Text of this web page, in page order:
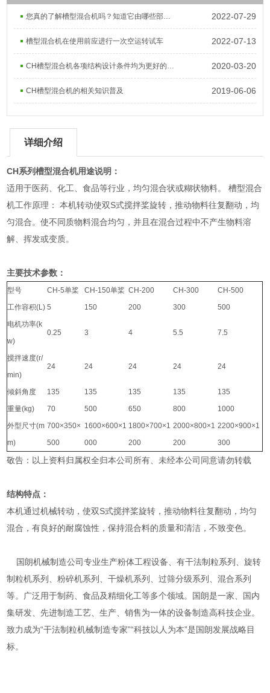
您真的了解槽型混合机吗？知道它由哪些部件组成的吗？ 2022-07-29
槽型混合机在使用前应进行一次空运转试车 2022-07-13
CH槽型混合机各项结构设计条件均为更好的使用 2020-03-20
CH槽型混合机的相关知识普及 2019-06-06
详细介绍
CH系列槽型混合机用途说明：
适用于医药、化工、食品等行业，均匀混合状或糊状物料。 槽型混合
机工作原理： 本机转动使双S式搅拌桨旋转，推动物料往复翻动，均
匀混合。使不同质物料混合均匀，并且在混合过程中不产生物料溶
解、挥发或变质。
主要技术参数：
型号 CH-5单桨 CH-150单桨 CH-200 CH-300
CH-500
工作容积(L) 5 150 200 300
500
电机功率(k
w)
0.25 3 4 5.5 7.5
搅拌速度(r/
min)
24 24 24 24 24
倾斜角度 135 135 135 135
135
重量(kg)
70 500 650 800
1000
外型尺寸(m
m)
700×350×
500
1600×600×1
000
1800×700×1
200
2000×800×1
200
2200×900×1
300
敬告：以上资料归属权全归本公司所有、未经本公司同意请勿转载
结构特点：
本机通过机械转动，使双S式搅拌桨旋转，推动物料往复翻动，均匀
混合，有良好的耐腐蚀性，保持混合料的质量和清洁，不致变色。
国朗机械制造公司专业生产粉体工程设备、有干法制粒系列、旋转
制粒机系列、粉碎机系列、干燥机系列、过筛分级系列、混合系列
等。广泛用于制药、食品及精细化工等多个领域。国朗是一家、国内
集研发、先进制造工艺、生产、销售为一体的设备制造高科技企业。
致力成为“干法制粒机械制造专家”“科技以人为本”是国朗发展战略目
标。